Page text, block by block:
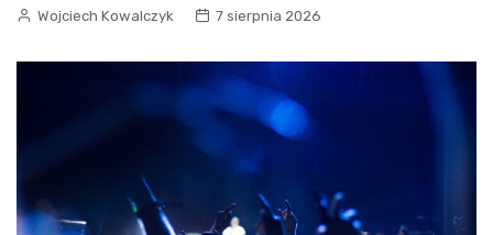
Wojciech Kowalczyk 7 sierpnia 2026